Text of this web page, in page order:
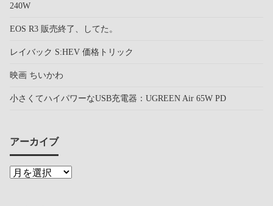
240W
EOS R3 販売終了、してた。
レイバック S:HEV 価格トリック
映画 ちいかわ
小さくてハイパワーなUSB充電器：UGREEN Air 65W PD
アーカイブ